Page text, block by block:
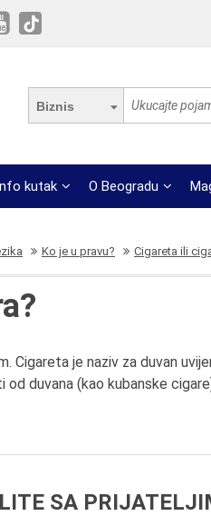
Biznis
kutak O Beogradu
Ko je u pravu? Cigareta ili
Cigareta je naziv za duvan
duvana (kao kubanske
SA